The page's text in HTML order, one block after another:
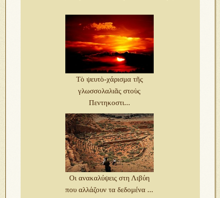
Τὸ ψευτὸ-χάρισμα τῆς
γλωσσολαλιᾶς στοὺς
Πεντηκοστι...
Οι ανακαλύψεις στη Λιβύη
που αλλάζουν τα δεδομένα ...